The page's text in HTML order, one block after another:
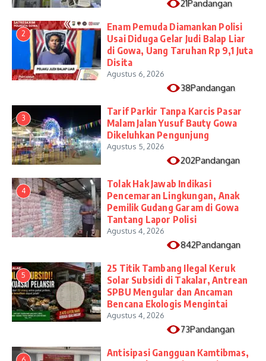
21Pandangan
2
Enam Pemuda Diamankan Polisi
Usai Diduga Gelar Judi Balap Liar
di Gowa, Uang Taruhan Rp 9,1 Juta
Disita
Agustus 6, 2026
38Pandangan
3
Tarif Parkir Tanpa Karcis Pasar
Malam Jalan Yusuf Bauty Gowa
Dikeluhkan Pengunjung
Agustus 5, 2026
202Pandangan
4
Tolak Hak Jawab Indikasi
Pencemaran Lingkungan, Anak
Pemilik Gudang Garam di Gowa
Tantang Lapor Polisi
Agustus 4, 2026
842Pandangan
5
25 Titik Tambang Ilegal Keruk
Solar Subsidi di Takalar, Antrean
SPBU Mengular dan Ancaman
Bencana Ekologis Mengintai
Agustus 4, 2026
73Pandangan
Antisipasi Gangguan Kamtibmas,